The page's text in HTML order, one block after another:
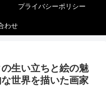
プライバシーポリシー
わせ
生い立ちと絵の魅
世界を描いた画家